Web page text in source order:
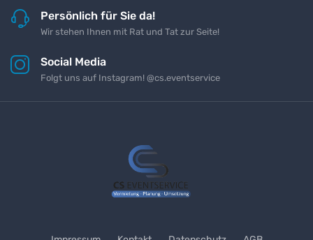
Persönlich für Sie da!
Wir stehen Ihnen mit Rat und Tat zur Seite!
Social Media
Folgt uns auf Instagram! @cs.eventservice